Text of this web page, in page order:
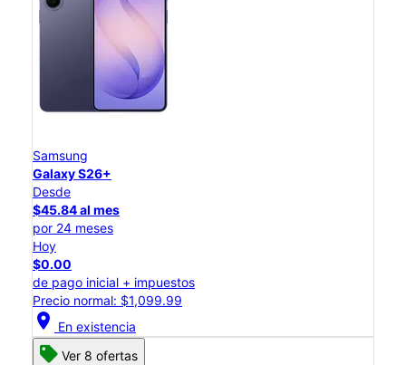
Samsung
Galaxy S26+
Desde
$45.84 al mes
por 24 meses
Hoy
$0.00
de pago inicial + impuestos
Precio normal: $1,099.99
location_on En existencia
Ver 8 ofertas